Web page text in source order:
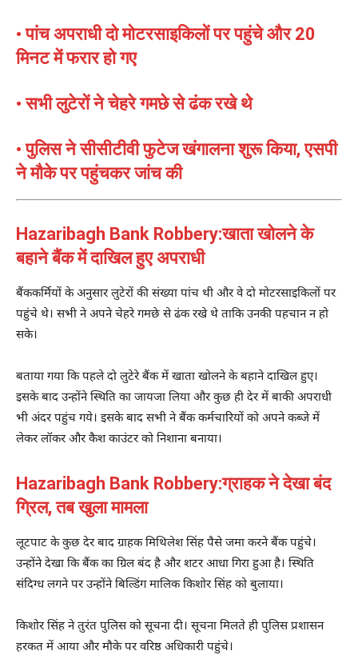
• पांच अपराधी दो मोटरसाइकिलों पर पहुंचे और 20
मिनट में फरार हो गए
• सभी लुटेरों ने चेहरे गमछे से ढंक रखे थे
• पुलिस ने सीसीटीवी फुटेज खंगालना शुरू किया, एसपी
ने मौके पर पहुंचकर जांच की
Hazaribagh Bank Robbery:खाता खोलने के
बहाने बैंक में दाखिल हुए अपराधी
बैंककर्मियों के अनुसार लुटेरों की संख्या पांच थी और वे दो मोटरसाइकिलों पर
पहुंचे थे। सभी ने अपने चेहरे गमछे से ढंक रखे थे ताकि उनकी पहचान न हो
सके।
बताया गया कि पहले दो लुटेरे बैंक में खाता खोलने के बहाने दाखिल हुए।
इसके बाद उन्होंने स्थिति का जायजा लिया और कुछ ही देर में बाकी अपराधी
भी अंदर पहुंच गये। इसके बाद सभी ने बैंक कर्मचारियों को अपने कब्जे में
लेकर लॉकर और कैश काउंटर को निशाना बनाया।
Hazaribagh Bank Robbery:ग्राहक ने देखा बंद
ग्रिल, तब खुला मामला
लूटपाट के कुछ देर बाद ग्राहक मिथिलेश सिंह पैसे जमा करने बैंक पहुंचे।
उन्होंने देखा कि बैंक का ग्रिल बंद है और शटर आधा गिरा हुआ है। स्थिति
संदिग्ध लगने पर उन्होंने बिल्डिंग मालिक किशोर सिंह को बुलाया।
किशोर सिंह ने तुरंत पुलिस को सूचना दी। सूचना मिलते ही पुलिस प्रशासन
हरकत में आया और मौके पर वरिष्ठ अधिकारी पहुंचे।